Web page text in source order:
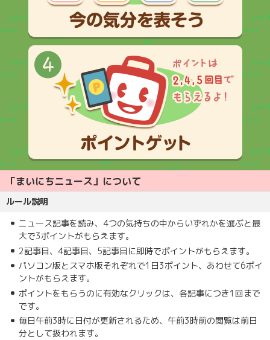
「まいにちニュース」について
ルール説明
ニュース記事を読み、4つの気持ちの中からいずれかを選ぶと最
大で3ポイントがもらえます。
2記事目、4記事目、5記事目に即時でポイントがもらえます。
パソコン版とスマホ版それぞれで1日3ポイント、あわせて6ポイ
ントがもらえます。
ポイントをもらうのに有効なクリックは、各記事につき1回まで
です。
毎日午前3時に日付が更新されるため、午前3時前の閲覧は前日
分として扱われます。